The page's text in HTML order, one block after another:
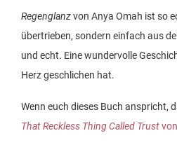
Regenglanzvon Anya Omah ist so
übertrieben, sondern einfach aus
und echt. Eine wundervolle
Herz geschlichen hat.
Wenn euch dieses Buch anspricht,
That Reckless Thing Called Trust